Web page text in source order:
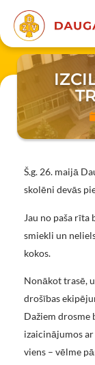
Š.g. 26. maijā
skolēni devās
Jau no paša rīta
smiekli un
kokos.
Nonākot trasē,
drošības
Dažiem drosme
izaicinājumos
viens – vēlme